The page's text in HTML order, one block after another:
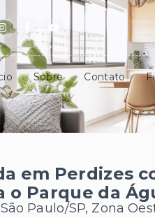
Sobre Contato
em Perdizes
o Parque da
Paulo/SP, Zona